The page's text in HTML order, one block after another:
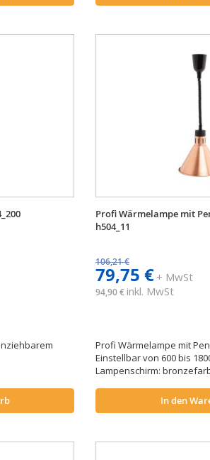
Profi Wärmelampe mit
h504_11
106,21 €
79,75 €+ MwSt
94,90 € inkl. MwSt
Profi Wärmelampe mit
Einstellbar von 600 bis
Lampenschirm:
In den